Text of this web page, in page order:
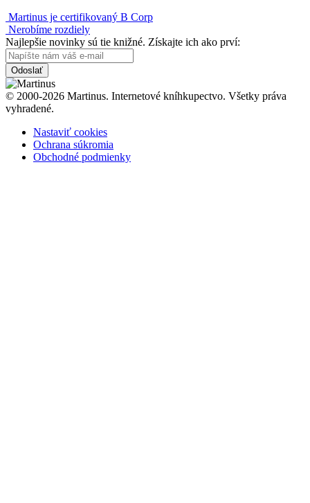
Martinus je certifikovaný B Corp
Nerobíme rozdiely
Najlepšie novinky sú tie knižné. Získajte ich ako prví:
Odoslať
© 2000-2026 Martinus. Internetové kníhkupectvo. Všetky práva
vyhradené.
Nastaviť cookies
Ochrana súkromia
Obchodné podmienky